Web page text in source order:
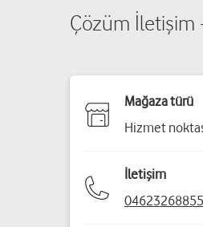
Çözüm İletişim
Mağaza türü
Hizmet
İletişim
04623268855